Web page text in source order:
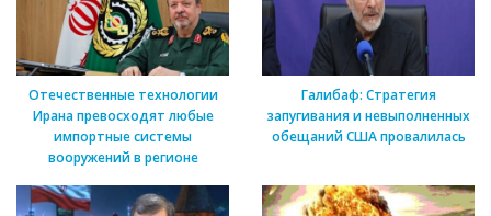
Отечественные технологии
Ирана превосходят любые
импортные системы
вооружений в регионе
Галибаф: Стратегия
запугивания и невыполненных
обещаний США провалилась